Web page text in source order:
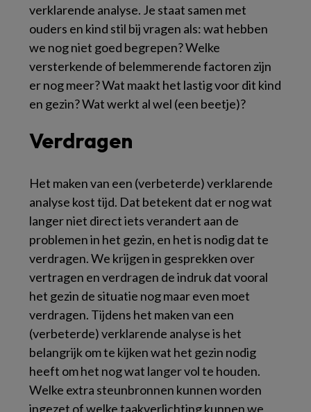
verklarende analyse. Je staat samen met
ouders en kind stil bij vragen als: wat hebben
we nog niet goed begrepen? Welke
versterkende of belemmerende factoren zijn
er nog meer? Wat maakt het lastig voor dit kind
en gezin? Wat werkt al wel (een beetje)?
Verdragen
Het maken van een (verbeterde) verklarende
analyse kost tijd. Dat betekent dat er nog wat
langer niet direct iets verandert aan de
problemen in het gezin, en het is nodig dat te
verdragen. We krijgen in gesprekken over
vertragen en verdragen de indruk dat vooral
het gezin de situatie nog maar even moet
verdragen. Tijdens het maken van een
(verbeterde) verklarende analyse is het
belangrijk om te kijken wat het gezin nodig
heeft om het nog wat langer vol te houden.
Welke extra steunbronnen kunnen worden
ingezet of welke taakverlichting kunnen we